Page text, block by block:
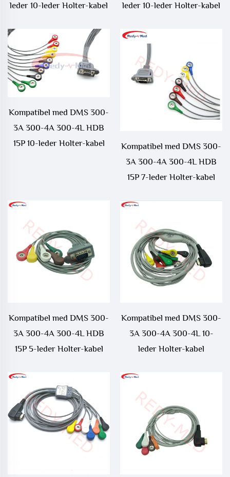
leder 10-leder Holter-kabel
leder 10-leder Holter-kabel
Kompatibel med DMS 300-
3A 300-4A 300-4L HDB
15P 10-leder Holter-kabel
Kompatibel med DMS 300-
3A 300-4A 300-4L HDB
15P 7-leder Holter-kabel
Kompatibel med DMS 300-
3A 300-4A 300-4L HDB
15P 5-leder Holter-kabel
Kompatibel med DMS 300-
3A 300-4A 300-4L 10-
leder Holter-kabel